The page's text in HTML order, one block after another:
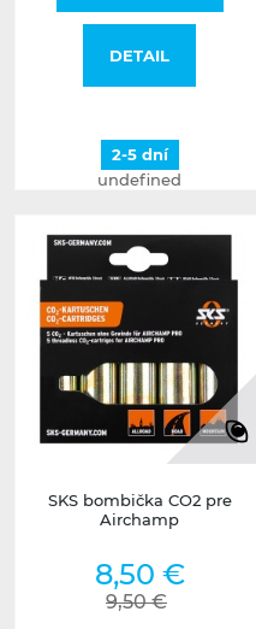
DETAIL
2-5 dní
undefined
SKS bombička CO2 pre
Airchamp
8,50 €
9,50 €